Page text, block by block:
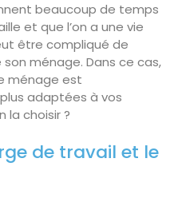
beaucoup de temps
et que l’on a une vie
être compliqué de
ménage. Dans ce cas,
ménage est
adaptées à vos
la choisir ?
de travail et le